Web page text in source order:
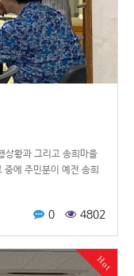
황과 그리고 송희마을
에 주민분이 예전 송희
0 4802
Hot